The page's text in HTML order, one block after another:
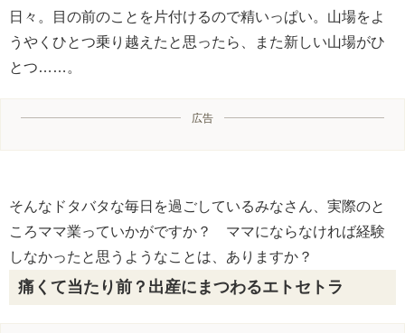
日々。目の前のことを片付けるので精いっぱい。山場をよ
うやくひとつ乗り越えたと思ったら、また新しい山場がひ
とつ……。
広告
そんなドタバタな毎日を過ごしているみなさん、実際のと
ころママ業っていかがですか？ ママにならなければ経験
しなかったと思うようなことは、ありますか？
痛くて当たり前？出産にまつわるエトセトラ